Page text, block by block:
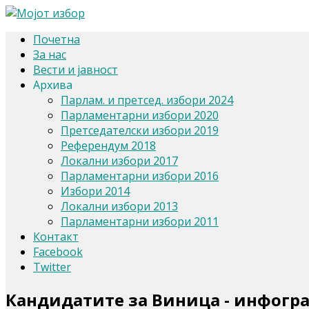
Почетна
За нас
Вести и јавност
Архива
Парлам. и претсед. избори 2024
Парламентарни избори 2020
Претседателски избори 2019
Референдум 2018
Локални избори 2017
Парламентарни избори 2016
Избори 2014
Локални избори 2013
Парламентарни избори 2011
Контакт
Facebook
Twitter
Кандидатите за Виница -